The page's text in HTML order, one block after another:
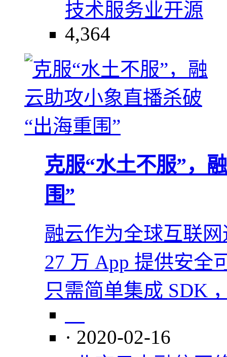
技术服务业开源
4,364
克服“水土不服”，
围”
融云作为全球互联
27 万 App 提供安全
只需简单集成 SDK
· 2020-02-16